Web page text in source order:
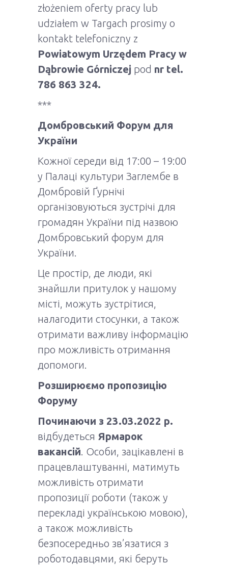
złożeniem oferty pracy lub
udziałem w Targach prosimy o
kontakt telefoniczny z
Powiatowym Urzędem Pracy w
Dąbrowie Górniczej pod nr tel.
786 863 324.
***
Домбровський Форум для
України
Кожної середи від 17:00 – 19:00
у Палаці культури Заглембе в
Домбровій Ґурнічі
організовуються зустрічі для
громадян України під назвою
Домбровський форум для
України.
Це простір, де люди, які
знайшли притулок у нашому
місті, можуть зустрітися,
налагодити стосунки, а також
отримати важливу інформацію
про можливість отримання
допомоги.
Розширюємо пропозицію
Форуму
Починаючи з 23.03.2022 р.
відбудеться Ярмарок
вакансій. Особи, зацікавлені в
працевлаштуванні, матимуть
можливість отримати
пропозиції роботи (також у
перекладі українською мовою),
а також можливість
безпосередньо зв’язатися з
роботодавцями, які беруть